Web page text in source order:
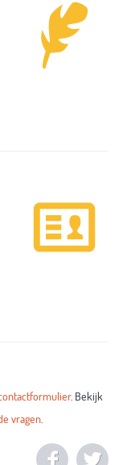
. Bekijk
vragen.